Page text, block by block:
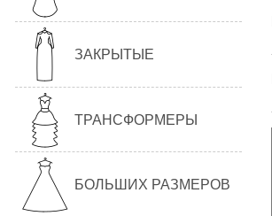
ЗАКРЫТЫЕ
ТРАНСФОРМЕРЫ
БОЛЬШИХ РАЗМЕРОВ